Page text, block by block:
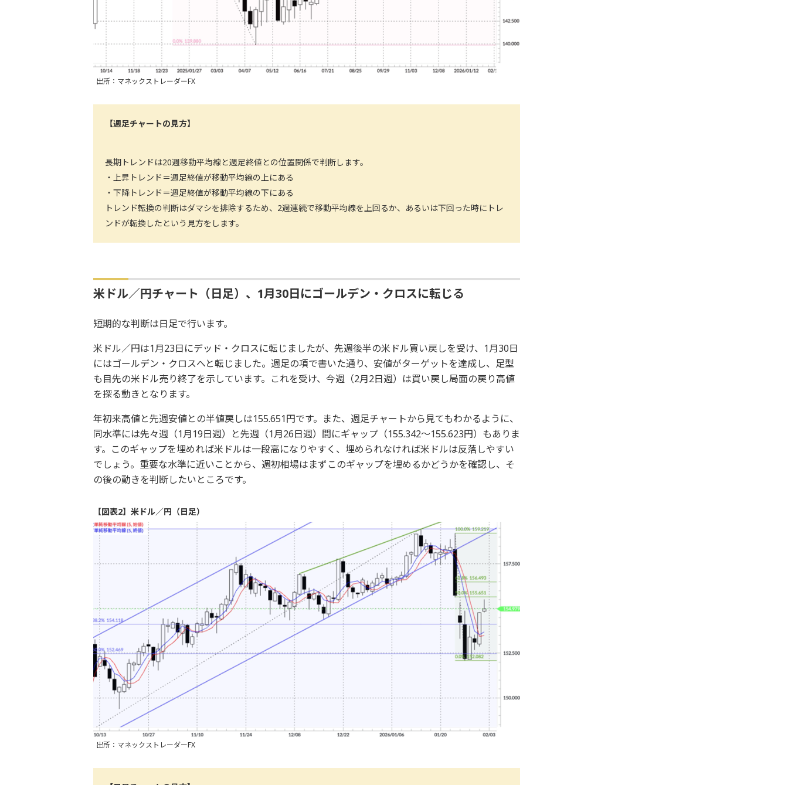
出所：マネックストレーダーFX
【週足チャートの見方】
長期トレンドは20週移動平均線と週足終値との位置関係で判断します。
・上昇トレンド＝週足終値が移動平均線の上にある
・下降トレンド＝週足終値が移動平均線の下にある
トレンド転換の判断はダマシを排除するため、2週連続で移動平均線を上回るか、あるいは下回った時にトレ
ンドが転換したという見方をします。
米ドル／円チャート（日足）、1月30日にゴールデン・クロスに転じる
短期的な判断は日足で行います。
米ドル／円は1月23日にデッド・クロスに転じましたが、先週後半の米ドル買い戻しを受け、1月30日
にはゴールデン・クロスへと転じました。週足の項で書いた通り、安値がターゲットを達成し、足型
も目先の米ドル売り終了を示しています。これを受け、今週（2月2日週）は買い戻し局面の戻り高値
を探る動きとなります。
年初来高値と先週安値との半値戻しは155.651円です。また、週足チャートから見てもわかるように、
同水準には先々週（1月19日週）と先週（1月26日週）間にギャップ（155.342～155.623円）もありま
す。このギャップを埋めれば米ドルは一段高になりやすく、埋められなければ米ドルは反落しやすい
でしょう。重要な水準に近いことから、週初相場はまずこのギャップを埋めるかどうかを確認し、そ
の後の動きを判断したいところです。
【図表2】米ドル／円（日足）
出所：マネックストレーダーFX